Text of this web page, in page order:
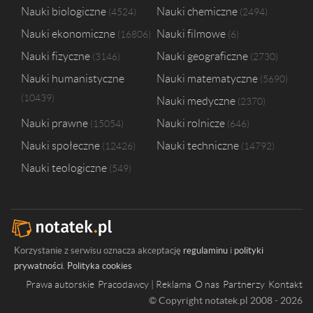
Nauki biologiczne 4524 Nauki chemiczne 2494
Nauki ekonomiczne 16806 Nauki filmowe 6
Nauki fizyczne 3146 Nauki geograficzne 2730
Nauki humanistyczne
10439
Nauki matematyczne 5690
Nauki medyczne 2370
Nauki prawne 15054 Nauki rolnicze 646
Nauki społeczne 12426 Nauki techniczne 14792
Nauki teologiczne 549
Korzystanie z serwisu oznacza akceptację regulaminu i polityki
prywatności. Polityka cookies
Prawa autorskie Pracodawcy | Reklama O nas Partnerzy Kontakt
© Copyright notatek.pl 2008 - 2026